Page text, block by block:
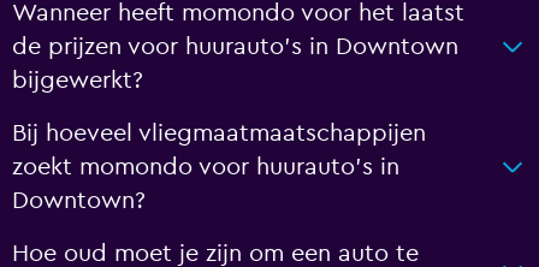
Wanneer heeft momondo voor het laatst
de prijzen voor huurauto's in Downtown
bijgewerkt?
Bij hoeveel vliegmaatmaatschappijen
zoekt momondo voor huurauto's in
Downtown?
Hoe oud moet je zijn om een auto te